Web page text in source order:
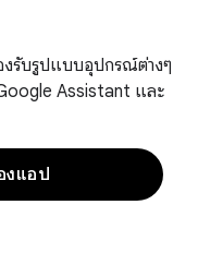
งรับรูปแบบอุปกรณ์ต่างๆ
Assistant และ
งแอป